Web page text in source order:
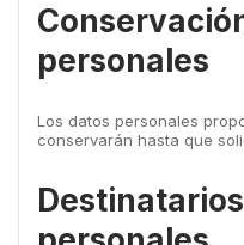
personales
Los datos personales
conservarán hasta que